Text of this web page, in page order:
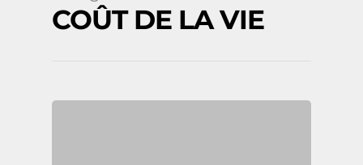
COÛT DE LA VIE